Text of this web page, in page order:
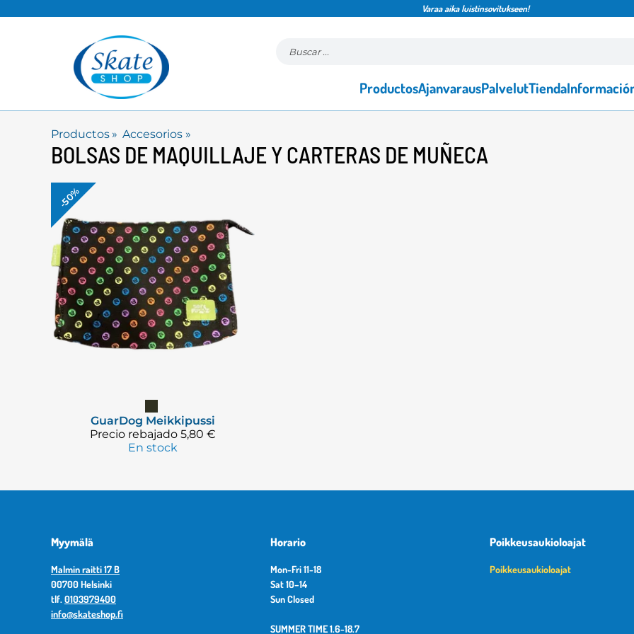
Varaa aika luistinsovitukseen!
ProductosAjanvarausPalvelutTienda
Productos‪» Accesorios ‪»
BOLSAS DE MAQUILLAJE Y CARTERAS DE MUÑECA
-50%
GuarDog Meikkipussi
Precio rebajado 5,80 €
En stock
Myymälä
Malmin raitti 17 B
00700 Helsinki
tlf. 0103979400
info@skateshop.fi
Horario
Mon-Fri 11-18
Sat 10–14
Sun Closed
SUMMER TIME 1.6-18.7
Poikkeusaukioloajat
Poikkeusaukioloajat